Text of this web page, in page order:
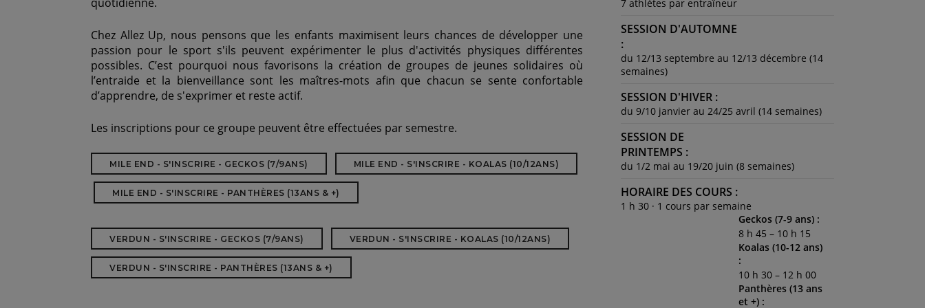
Chez Allez Up, nous pensons que les enfants maximisent leurs chances de développer une
passion pour le sport s'ils peuvent expérimenter le plus d'activités physiques différentes
possibles. C’est pourquoi nous favorisons la création de groupes de jeunes solidaires où
l’entraide et la bienveillance sont les maîtres-mots afin que chacun se sente confortable
d’apprendre, de s'exprimer et reste actif.
Les inscriptions pour ce groupe peuvent être effectuées par semestre.
MILE END - S'INSCRIRE - GECKOS (7/9ANS) MILE END - S'INSCRIRE - KOALAS (10/12ANS)
MILE END - S'INSCRIRE - PANTHÈRES (13ANS & +)
VERDUN - S'INSCRIRE - GECKOS (7/9ANS) VERDUN - S'INSCRIRE - KOALAS (10/12ANS)
VERDUN - S'INSCRIRE - PANTHÈRES (13ANS & +)
7 athlètes par entraîneur
SESSION D'AUTOMNE
:
du 12/13 septembre au 12/13 décembre (14
semaines)
SESSION D'HIVER :
du 9/10 janvier au 24/25 avril (14 semaines)
SESSION DE
PRINTEMPS :
du 1/2 mai au 19/20 juin (8 semaines)
HORAIRE DES COURS :
1 h 30 · 1 cours par semaine
Geckos (7-9 ans) :
8 h 45 – 10 h 15
Koalas (10-12 ans)
:
10 h 30 – 12 h 00
Panthères (13 ans
et +) :